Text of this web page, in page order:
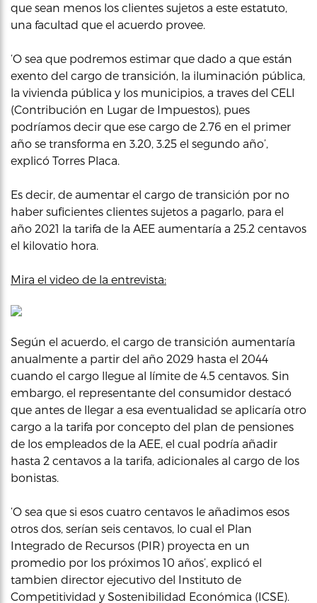
que sean menos los clientes sujetos a este estatuto,
una facultad que el acuerdo provee.
‘O sea que podremos estimar que dado a que están
exento del cargo de transición, la iluminación pública,
la vivienda pública y los municipios, a traves del CELI
(Contribución en Lugar de Impuestos), pues
podríamos decir que ese cargo de 2.76 en el primer
año se transforma en 3.20, 3.25 el segundo año’,
explicó Torres Placa.
Es decir, de aumentar el cargo de transición por no
haber suficientes clientes sujetos a pagarlo, para el
año 2021 la tarifa de la AEE aumentaría a 25.2 centavos
el kilovatio hora.
Mira el video de la entrevista:
Según el acuerdo, el cargo de transición aumentaría
anualmente a partir del año 2029 hasta el 2044
cuando el cargo llegue al límite de 4.5 centavos. Sin
embargo, el representante del consumidor destacó
que antes de llegar a esa eventualidad se aplicaría otro
cargo a la tarifa por concepto del plan de pensiones
de los empleados de la AEE, el cual podría añadir
hasta 2 centavos a la tarifa, adicionales al cargo de los
bonistas.
‘O sea que si esos cuatro centavos le añadimos esos
otros dos, serían seis centavos, lo cual el Plan
Integrado de Recursos (PIR) proyecta en un
promedio por los próximos 10 años’, explicó el
tambien director ejecutivo del Instituto de
Competitividad y Sostenibilidad Económica (ICSE).